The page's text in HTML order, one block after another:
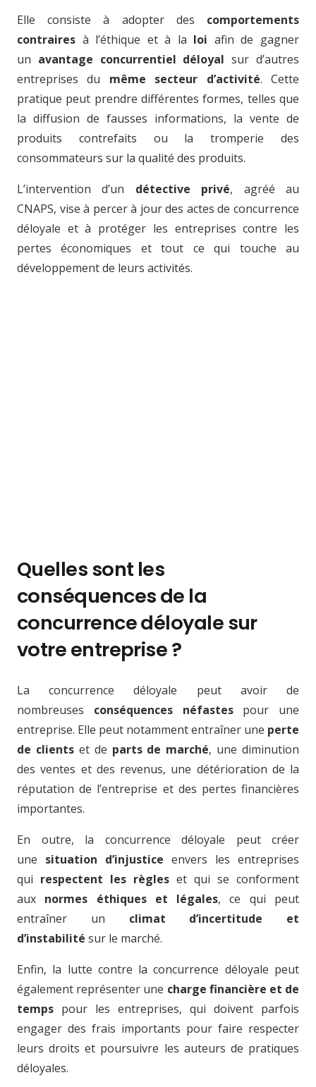
Elle consiste à adopter des comportements
contraires à l’éthique et à la loi afin de gagner
un avantage concurrentiel déloyal sur d’autres
entreprises du même secteur d’activité. Cette
pratique peut prendre différentes formes, telles que
la diffusion de fausses informations, la vente de
produits contrefaits ou la tromperie des
consommateurs sur la qualité des produits.
L’intervention d’un détective privé, agréé au
CNAPS, vise à percer à jour des actes de concurrence
déloyale et à protéger les entreprises contre les
pertes économiques et tout ce qui touche au
développement de leurs activités.
Quelles sont les
conséquences de la
concurrence déloyale sur
votre entreprise ?
La concurrence déloyale peut avoir de
nombreuses conséquences néfastespour une
entreprise. Elle peut notamment entraîner une perte
de clientset de parts de marché, une diminution
des ventes et des revenus, une détérioration de la
réputation de l’entreprise et des pertes financières
importantes.
En outre, la concurrence déloyale peut créer
une situation d’injustice envers les entreprises
qui respectent les règles et qui se conforment
aux normes éthiques et légales, ce qui peut
entraîner un climat d’incertitude et
d’instabilité sur le marché.
Enfin, la lutte contre la concurrence déloyale peut
également représenter une charge financière et de
temps pour les entreprises, qui doivent parfois
engager des frais importants pour faire respecter
leurs droits et poursuivre les auteurs de pratiques
déloyales.